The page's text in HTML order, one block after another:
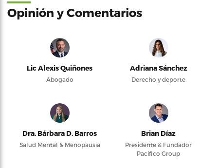
Opinión y Comentarios
Lic Alexis Quiñones
Abogado
Adriana Sánchez
Derecho y deporte
Dra. Bárbara D. Barros
Salud Mental & Menopausia
Brian Díaz
Presidente & Fundador
Pacifico Group